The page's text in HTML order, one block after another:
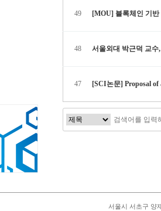
49 [MOU] 블록체인 기
48 서울외대 박근덕 교
47 [SCI논문] Proposal
서울시 서초구 양